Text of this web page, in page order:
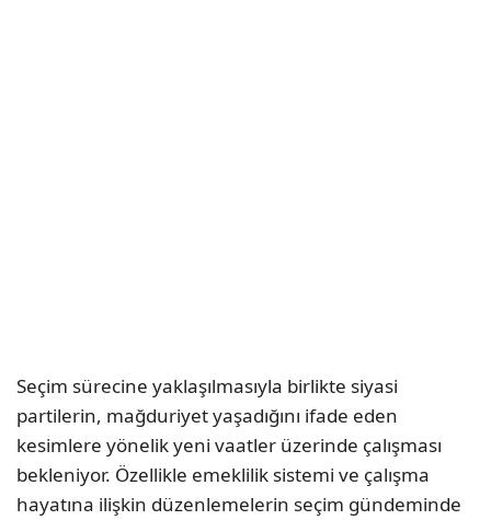
Seçim sürecine yaklaşılmasıyla birlikte siyasi
partilerin, mağduriyet yaşadığını ifade eden
kesimlere yönelik yeni vaatler üzerinde çalışması
bekleniyor. Özellikle emeklilik sistemi ve çalışma
hayatına ilişkin düzenlemelerin seçim gündeminde